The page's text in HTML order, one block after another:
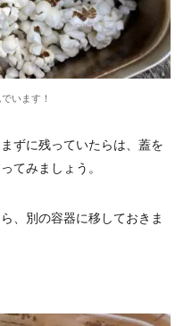
います！
ずに残っていたらは、蓋を
てみましょう。
、別の容器に移しておきま